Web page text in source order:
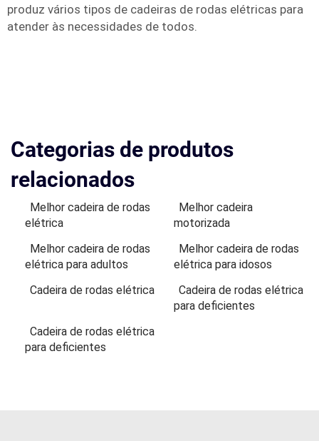
produz vários tipos de cadeiras de rodas elétricas para
atender às necessidades de todos.
Categorias de produtos
relacionados
Melhor cadeira de rodas
elétrica
Melhor cadeira
motorizada
Melhor cadeira de rodas
elétrica para adultos
Melhor cadeira de rodas
elétrica para idosos
Cadeira de rodas elétrica
Cadeira de rodas elétrica
para deficientes
Cadeira de rodas elétrica
para deficientes